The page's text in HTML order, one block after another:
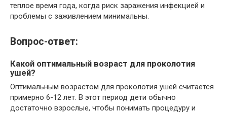
теплое время года, когда риск заражения инфекцией и
проблемы с заживлением минимальны.
Вопрос-ответ:
Какой оптимальный возраст для проколотия
ушей?
Оптимальным возрастом для проколотия ушей считается
примерно 6-12 лет. В этот период дети обычно
достаточно взрослые, чтобы понимать процедуру и